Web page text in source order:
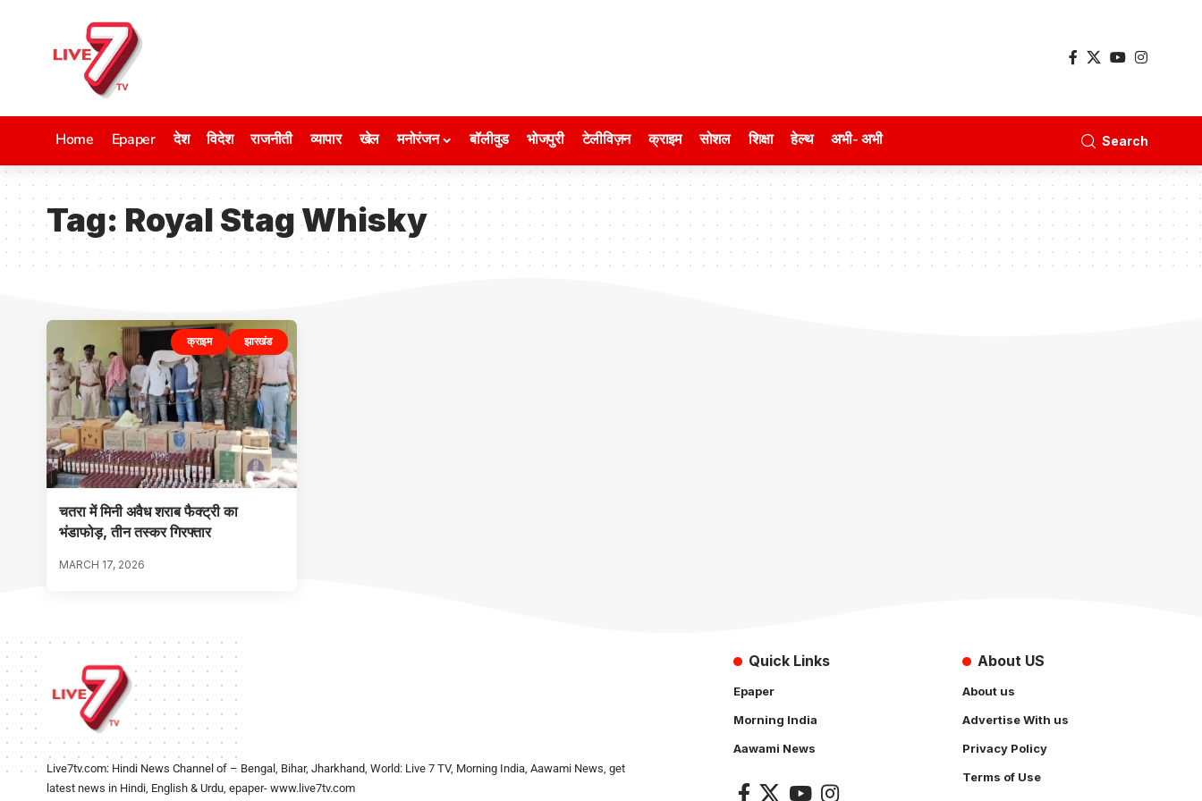
Home Epaper देश विदेश राजनीती व्यापार खेल मनोरंजन बॉलीवुड भोजपुरी टेलीविज़न क्राइम सोशल शिक्षा हेल्थ अभी- अभी Search
Tag: Royal Stag Whisky
क्राइम झारखंड
चतरा में मिनी अवैध शराब फैक्ट्री का
भंडाफोड़, तीन तस्कर गिरफ्तार
MARCH 17, 2026
Live7tv.com: Hindi News Channel of – Bengal, Bihar, Jharkhand, World: Live 7 TV, Morning India, Aawami News, get
latest news in Hindi, English & Urdu, epaper- www.live7tv.com
Quick Links
Epaper
Morning India
Aawami News
About US
About us
Advertise With us
Privacy Policy
Terms of Use